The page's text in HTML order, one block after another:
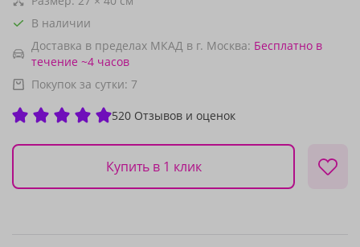
В наличии
Доставка в пределах МКАД в г. Москва: Бесплатно в
течение ~4 часов
Покупок за сутки: 7
520 Отзывов и оценок
Купить в 1 клик